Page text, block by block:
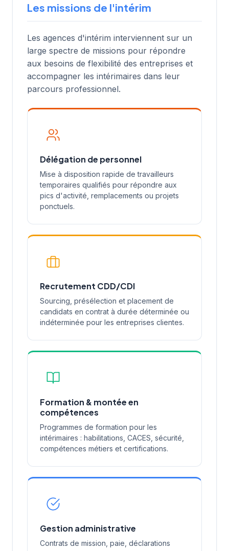
Les missions de l'intérim
Les agences d'intérim interviennent sur un
large spectre de missions pour répondre
aux besoins de flexibilité des entreprises et
accompagner les intérimaires dans leur
parcours professionnel.
Délégation de personnel
Mise à disposition rapide de travailleurs
temporaires qualifiés pour répondre aux
pics d'activité, remplacements ou projets
ponctuels.
Recrutement CDD/CDI
Sourcing, présélection et placement de
candidats en contrat à durée déterminée ou
indéterminée pour les entreprises clientes.
Formation & montée en
compétences
Programmes de formation pour les
intérimaires : habilitations, CACES, sécurité,
compétences métiers et certifications.
Gestion administrative
Contrats de mission, paie, déclarations